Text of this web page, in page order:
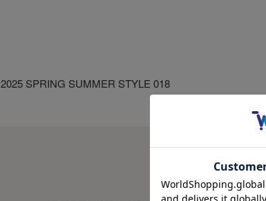
2025 SPRING SUMMER STYLE 018